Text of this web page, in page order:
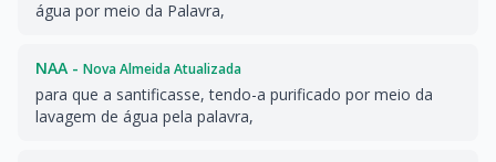
água por meio da Palavra,
NAA - Nova Almeida Atualizada
para que a santificasse, tendo-a purificado por meio da
lavagem de água pela palavra,